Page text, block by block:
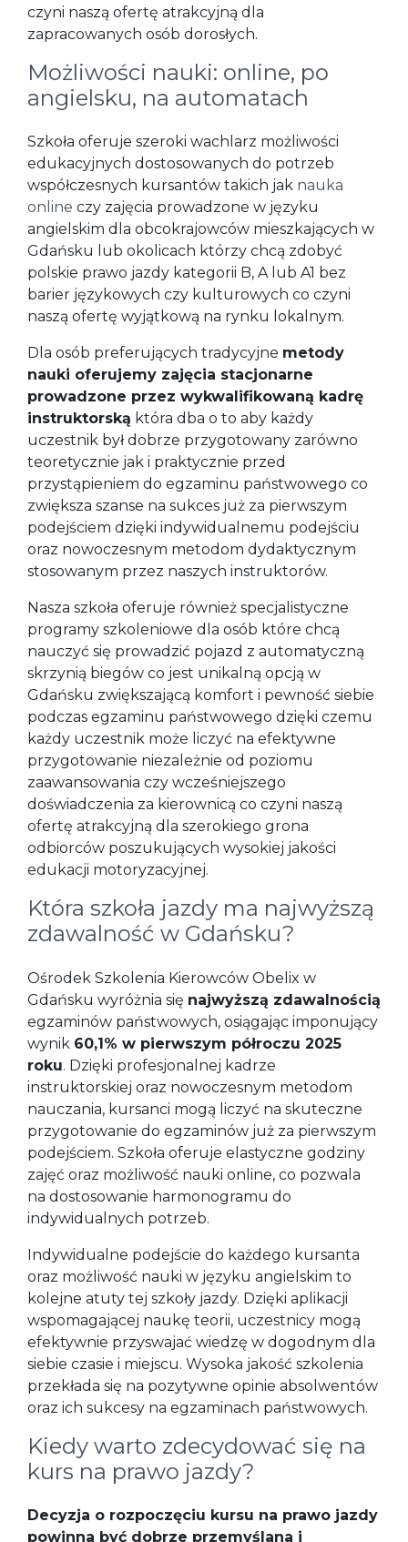
czyni naszą ofertę atrakcyjną dla
zapracowanych osób dorosłych.
Możliwości nauki: online, po
angielsku, na automatach
Szkoła oferuje szeroki wachlarz możliwości
edukacyjnych dostosowanych do potrzeb
współczesnych kursantów takich jak nauka
online czy zajęcia prowadzone w języku
angielskim dla obcokrajowców mieszkających w
Gdańsku lub okolicach którzy chcą zdobyć
polskie prawo jazdy kategorii B, A lub A1 bez
barier językowych czy kulturowych co czyni
naszą ofertę wyjątkową na rynku lokalnym.
Dla osób preferujących tradycyjne metody
nauki oferujemy zajęcia stacjonarne
prowadzone przez wykwalifikowaną kadrę
instruktorską która dba o to aby każdy
uczestnik był dobrze przygotowany zarówno
teoretycznie jak i praktycznie przed
przystąpieniem do egzaminu państwowego co
zwiększa szanse na sukces już za pierwszym
podejściem dzięki indywidualnemu podejściu
oraz nowoczesnym metodom dydaktycznym
stosowanym przez naszych instruktorów.
Nasza szkoła oferuje również specjalistyczne
programy szkoleniowe dla osób które chcą
nauczyć się prowadzić pojazd z automatyczną
skrzynią biegów co jest unikalną opcją w
Gdańsku zwiększającą komfort i pewność siebie
podczas egzaminu państwowego dzięki czemu
każdy uczestnik może liczyć na efektywne
przygotowanie niezależnie od poziomu
zaawansowania czy wcześniejszego
doświadczenia za kierownicą co czyni naszą
ofertę atrakcyjną dla szerokiego grona
odbiorców poszukujących wysokiej jakości
edukacji motoryzacyjnej.
Która szkoła jazdy ma najwyższą
zdawalność w Gdańsku?
Ośrodek Szkolenia Kierowców Obelix w
Gdańsku wyróżnia się najwyższą zdawalnością
egzaminów państwowych, osiągając imponujący
wynik 60,1% w pierwszym półroczu 2025
roku. Dzięki profesjonalnej kadrze
instruktorskiej oraz nowoczesnym metodom
nauczania, kursanci mogą liczyć na skuteczne
przygotowanie do egzaminów już za pierwszym
podejściem. Szkoła oferuje elastyczne godziny
zajęć oraz możliwość nauki online, co pozwala
na dostosowanie harmonogramu do
indywidualnych potrzeb.
Indywidualne podejście do każdego kursanta
oraz możliwość nauki w języku angielskim to
kolejne atuty tej szkoły jazdy. Dzięki aplikacji
wspomagającej naukę teorii, uczestnicy mogą
efektywnie przyswajać wiedzę w dogodnym dla
siebie czasie i miejscu. Wysoka jakość szkolenia
przekłada się na pozytywne opinie absolwentów
oraz ich sukcesy na egzaminach państwowych.
Kiedy warto zdecydować się na
kurs na prawo jazdy?
Decyzja o rozpoczęciu kursu na prawo jazdy
powinna być dobrze przemyślana i